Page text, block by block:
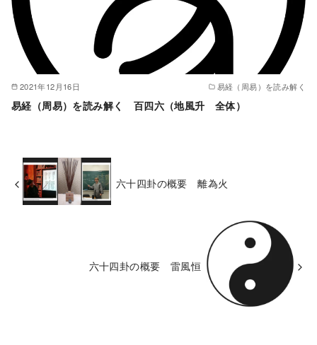
2021年12月16日 易経（周易）を読み解く
易経（周易）を読み解く 百四六（地風升 全体）
六十四卦の概要 離為火
六十四卦の概要 雷風恒